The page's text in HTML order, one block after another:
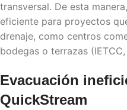
transversal. De esta
eficiente para proyectos
drenaje, como centros
bodegas o terrazas
Evacuación
QuickStream